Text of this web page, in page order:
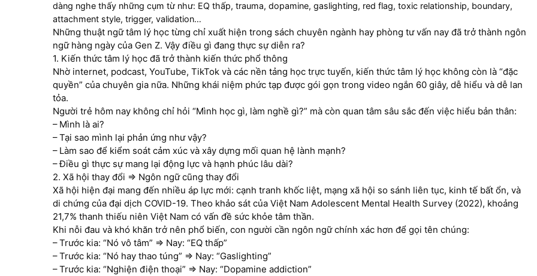
dàng nghe thấy những cụm từ như: EQ thấp, trauma, dopamine, gaslighting, red flag, toxic relationship, boundary,
attachment style, trigger, validation…
Những thuật ngữ tâm lý học từng chỉ xuất hiện trong sách chuyên ngành hay phòng tư vấn nay đã trở thành ngôn
ngữ hàng ngày của Gen Z. Vậy điều gì đang thực sự diễn ra?
1. Kiến thức tâm lý học đã trở thành kiến thức phổ thông
Nhờ internet, podcast, YouTube, TikTok và các nền tảng học trực tuyến, kiến thức tâm lý học không còn là “đặc
quyền” của chuyên gia nữa. Những khái niệm phức tạp được gói gọn trong video ngắn 60 giây, dễ hiểu và dễ lan
tỏa.
Người trẻ hôm nay không chỉ hỏi “Mình học gì, làm nghề gì?” mà còn quan tâm sâu sắc đến việc hiểu bản thân:
– Mình là ai?
– Tại sao mình lại phản ứng như vậy?
– Làm sao để kiểm soát cảm xúc và xây dựng mối quan hệ lành mạnh?
– Điều gì thực sự mang lại động lực và hạnh phúc lâu dài?
2. Xã hội thay đổi => Ngôn ngữ cũng thay đổi
Xã hội hiện đại mang đến nhiều áp lực mới: cạnh tranh khốc liệt, mạng xã hội so sánh liên tục, kinh tế bất ổn, và
di chứng của đại dịch COVID-19. Theo khảo sát của Việt Nam Adolescent Mental Health Survey (2022), khoảng
21,7% thanh thiếu niên Việt Nam có vấn đề sức khỏe tâm thần.
Khi nỗi đau và khó khăn trở nên phổ biến, con người cần ngôn ngữ chính xác hơn để gọi tên chúng:
– Trước kia: “Nó vô tâm” => Nay: “EQ thấp”
– Trước kia: “Nó hay thao túng” => Nay: “Gaslighting”
– Trước kia: “Nghiện điện thoại” => Nay: “Dopamine addiction”